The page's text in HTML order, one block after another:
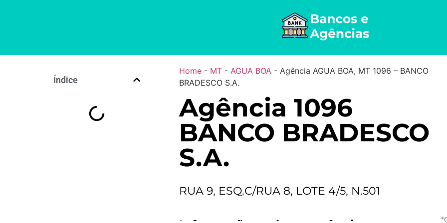
Índice
Home- MT- AGUA BOA - Agência AGUA BOA, MT 1096 – BANCO
BRADESCO S.A.
Agência 1096
BANCO BRADESCO
S.A.
RUA 9, ESQ.C/RUA 8, LOTE 4/5, N.501